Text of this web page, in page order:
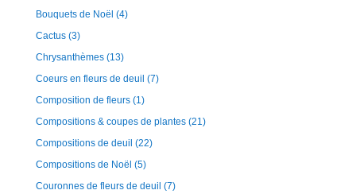
Bouquets de Noël (4)
Cactus (3)
Chrysanthèmes (13)
Coeurs en fleurs de deuil (7)
Composition de fleurs (1)
Compositions & coupes de plantes (21)
Compositions de deuil (22)
Compositions de Noël (5)
Couronnes de fleurs de deuil (7)